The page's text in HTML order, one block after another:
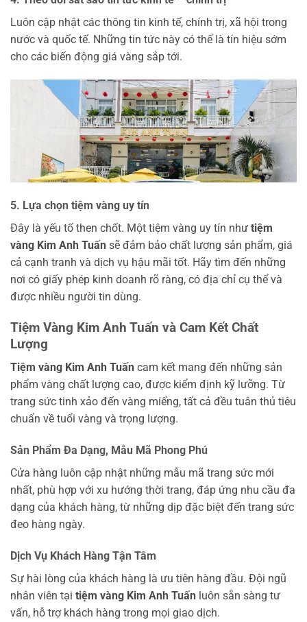
Luôn cập nhật các thông tin kinh tế, chính trị, xã hội trong
nước và quốc tế. Những tin tức này có thể là tín hiệu sớm
cho các biến động giá vàng sắp tới.
5. Lựa chọn tiệm vàng uy tín
Đây là yếu tố then chốt. Một tiệm vàng uy tín như tiệm
vàng Kim Anh Tuấn sẽ đảm bảo chất lượng sản phẩm, giá
cả cạnh tranh và dịch vụ hậu mãi tốt. Hãy tìm đến những
nơi có giấy phép kinh doanh rõ ràng, có địa chỉ cụ thể và
được nhiều người tin dùng.
Tiệm Vàng Kim Anh Tuấn và Cam Kết Chất
Lượng
Tiệm vàng Kim Anh Tuấn cam kết mang đến những sản
phẩm vàng chất lượng cao, được kiểm định kỹ lưỡng. Từ
trang sức tinh xảo đến vàng miếng, tất cả đều tuân thủ tiêu
chuẩn về tuổi vàng và trọng lượng.
Sản Phẩm Đa Dạng, Mẫu Mã Phong Phú
Cửa hàng luôn cập nhật những mẫu mã trang sức mới
nhất, phù hợp với xu hướng thời trang, đáp ứng nhu cầu đa
dạng của khách hàng, từ những dịp đặc biệt đến trang sức
đeo hàng ngày.
Dịch Vụ Khách Hàng Tận Tâm
Sự hài lòng của khách hàng là ưu tiên hàng đầu. Đội ngũ
nhân viên tại tiệm vàng Kim Anh Tuấn luôn sẵn sàng tư
vấn, hỗ trợ khách hàng trong mọi giao dịch.